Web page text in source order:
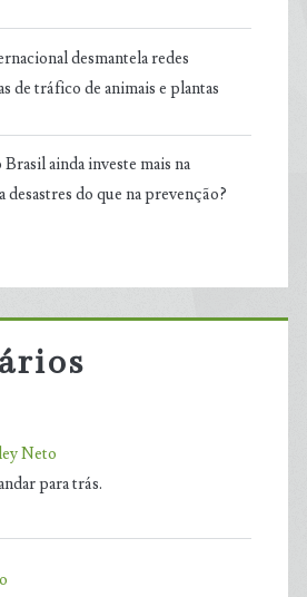
desmantela redes
de tráfico de animais e plantas
Brasil ainda investe mais na
desastres do que na prevenção?
Neto
para trás.